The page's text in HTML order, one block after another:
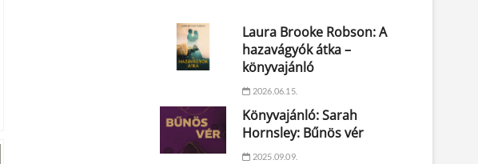
Laura Brooke Robson: A
hazavágyók átka –
könyvajánló
2026.06.15.
Könyvajánló: Sarah
Hornsley: Bűnös vér
2025.09.09.